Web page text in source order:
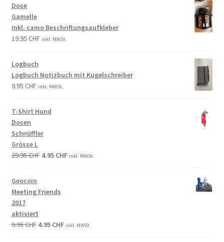
Dose
Gamelle
Inkl. camo Beschriftungsaufkleber
19.95 CHF inkl. MWSt.
Logbuch
Logbuch Notizbuch mit Kugelschreiber
9.95 CHF inkl. MWSt.
T-Shirt Hund
Dosen
Schnüffler
Grösse L
29.95CHF 4.95 CHF inkl. MWSt.
Geocoin
Meeting Friends
2017
aktiviert
9.95CHF 4.95 CHF inkl. MWSt.